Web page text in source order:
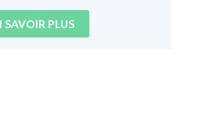
SAVOIR PLUS